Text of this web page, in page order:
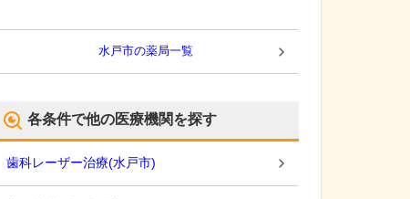
水戸市の薬局一覧
各条件で他の医療機関を探す
歯科レーザー治療(水戸市)